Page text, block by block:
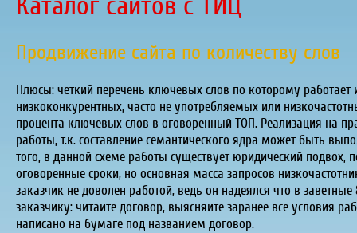
Продвижение сайта по количеству слов
Плюсы: четкий перечень ключевых слов по которому
низкоконкурентных, часто не употребляемых или
процента ключевых слов в оговоренный ТОП. Реализация на
работы, т.к. составление семантического ядра может быть
того, в данной схеме работы существует юридический подвох,
оговоренные сроки, но основная масса запросов
заказчик не доволен работой, ведь он надеялся что в
заказчику: читайте договор, выясняйте заранее все условия
написано на бумаге под названием договор.